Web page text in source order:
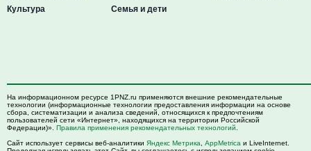
Культура
Семья и дети
На информационном ресурсе 1PNZ.ru применяются внешние рекомендательные
технологии (информационные технологии предоставления информации на основе
сбора, систематизации и анализа сведений, относящихся к предпочтениям
пользователей сети «Интернет», находящихся на территории Российской
Федерации)». Правила применения рекомендательных технологий
Сайт использует сервисы веб-аналитики Яндекс Метрика AppMetrica и LiveInternet.